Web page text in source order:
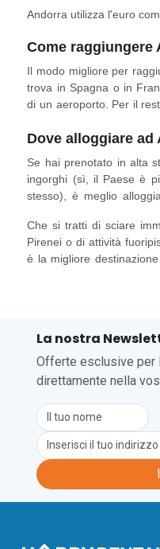
Andorra utilizza l'euro
Come raggiungere
Il modo migliore per
trova in Spagna o in
di un aeroporto. Per il
Dove alloggiare ad
Se hai prenotato in alta
ingorghi (sì, il Paese è
stesso), è meglio
pochi passi
navette che si possono
Che si tratti di sciare
Pirenei o di attività
è la migliore
La nostra
Offerte esclusive per
direttamente nella